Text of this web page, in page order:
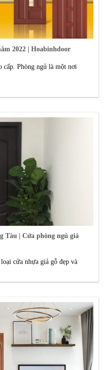
2022 | Hoabinhdoor
cấp. Phòng ngủ là một nơi
Tàu | Cửa phòng ngủ giá
cửa nhựa giả gỗ đẹp và